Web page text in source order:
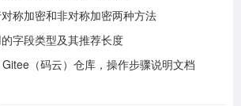
称加密和非对称加密两种方法
字段类型及其推荐长度
（码云）仓库，操作步骤说明文档